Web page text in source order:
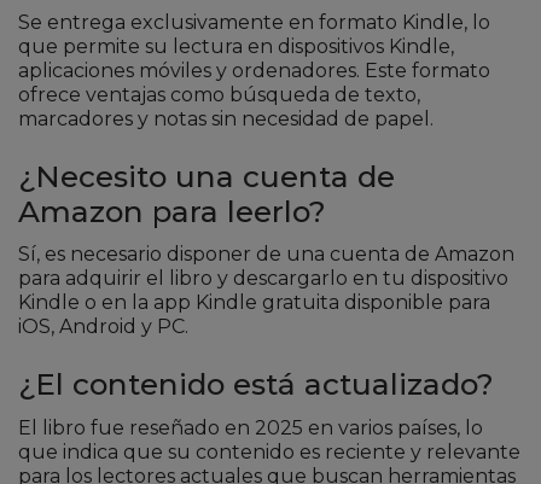
Se entrega exclusivamente en formato Kindle, lo
que permite su lectura en dispositivos Kindle,
aplicaciones móviles y ordenadores. Este formato
ofrece ventajas como búsqueda de texto,
marcadores y notas sin necesidad de papel.
¿Necesito una cuenta de
Amazon para leerlo?
Sí, es necesario disponer de una cuenta de Amazon
para adquirir el libro y descargarlo en tu dispositivo
Kindle o en la app Kindle gratuita disponible para
iOS, Android y PC.
¿El contenido está actualizado?
El libro fue reseñado en 2025 en varios países, lo
que indica que su contenido es reciente y relevante
para los lectores actuales que buscan herramientas